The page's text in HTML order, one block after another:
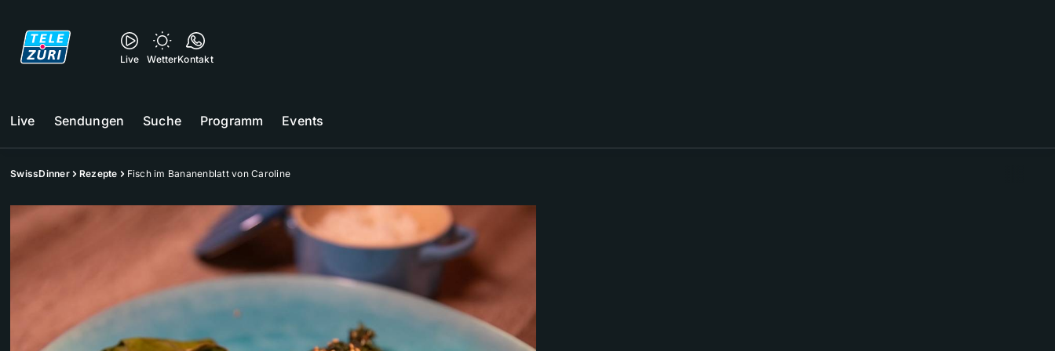
Live WetterKontakt
Live Sendungen Suche Programm Events
SwissDinner Rezepte Fisch im Bananenblatt von Caroline